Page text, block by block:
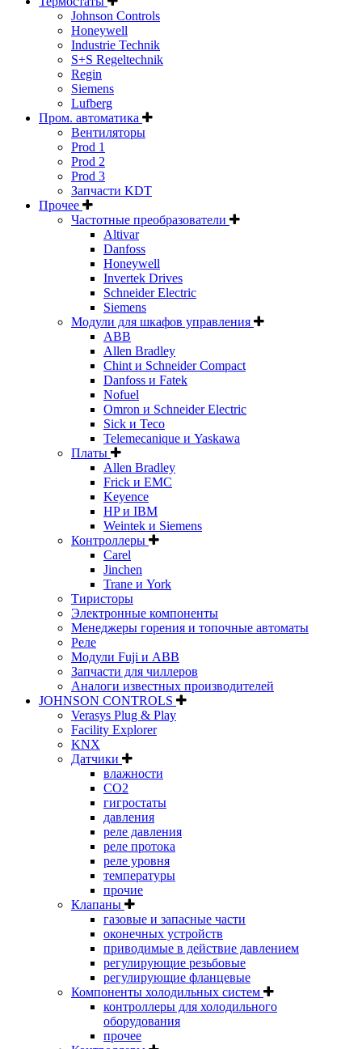
Johnson Controls
Honeywell
Industrie Technik
S+S Regeltechnik
Regin
Siemens
Lufberg
Пром. автоматика
Вентиляторы
Prod 1
Prod 2
Prod 3
Запчасти KDT
Прочее
Частотные преобразователи
Altivar
Danfoss
Honeywell
Invertek Drives
Schneider Electric
Siemens
Модули для шкафов управления
ABB
Allen Bradley
Chint и Schneider Compact
Danfoss и Fatek
Nofuel
Omron и Schneider Electric
Sick и Teco
Telemecanique и Yaskawa
Платы
Allen Bradley
Frick и EMC
Keyence
HP и IBM
Weintek и Siemens
Контроллеры
Carel
Jinchen
Trane и York
Тиристоры
Электронные компоненты
Менеджеры горения и топочные автоматы
Реле
Модули Fuji и ABB
Запчасти для чиллеров
Аналоги известных производителей
JOHNSON CONTROLS
Verasys Plug & Play
Facility Explorer
KNX
Датчики
влажности
CO2
гигростаты
давления
реле давления
реле протока
реле уровня
температуры
прочие
Клапаны
газовые и запасные части
оконечных устройств
приводимые в действие давлением
регулирующие резьбовые
регулирующие фланцевые
Компоненты холодильных систем
контроллеры для холодильного
оборудования
прочее